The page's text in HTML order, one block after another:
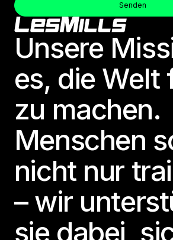
Absenden Senden
Senden
Footer
Unsere
es, die Welt
zu machen.
Menschen
nicht nur
– wir
sie dabei,